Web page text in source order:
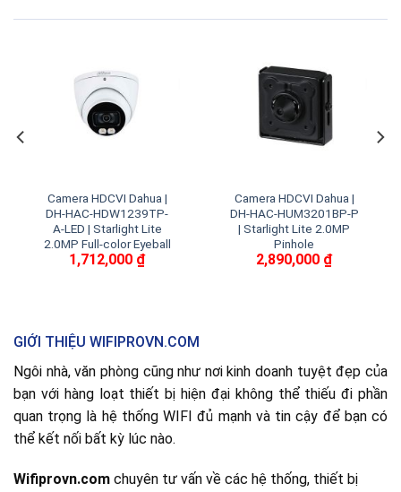
Camera HDCVI Dahua |
DH-HAC-HDW1239TP-
A-LED | Starlight Lite
2.0MP Full-color Eyeball
1,712,000 ₫
Camera HDCVI Dahua |
DH-HAC-HUM3201BP-P
| Starlight Lite 2.0MP
Pinhole
2,890,000 ₫
GIỚI THIỆU WIFIPROVN.COM
Ngôi nhà, văn phòng cũng như nơi kinh doanh tuyệt đẹp của
bạn với hàng loạt thiết bị hiện đại không thể thiếu đi phần
quan trọng là hệ thống WIFI đủ mạnh và tin cậy để bạn có
thể kết nối bất kỳ lúc nào.
Wifiprovn.com chuyên tư vấn về các hệ thống, thiết bị